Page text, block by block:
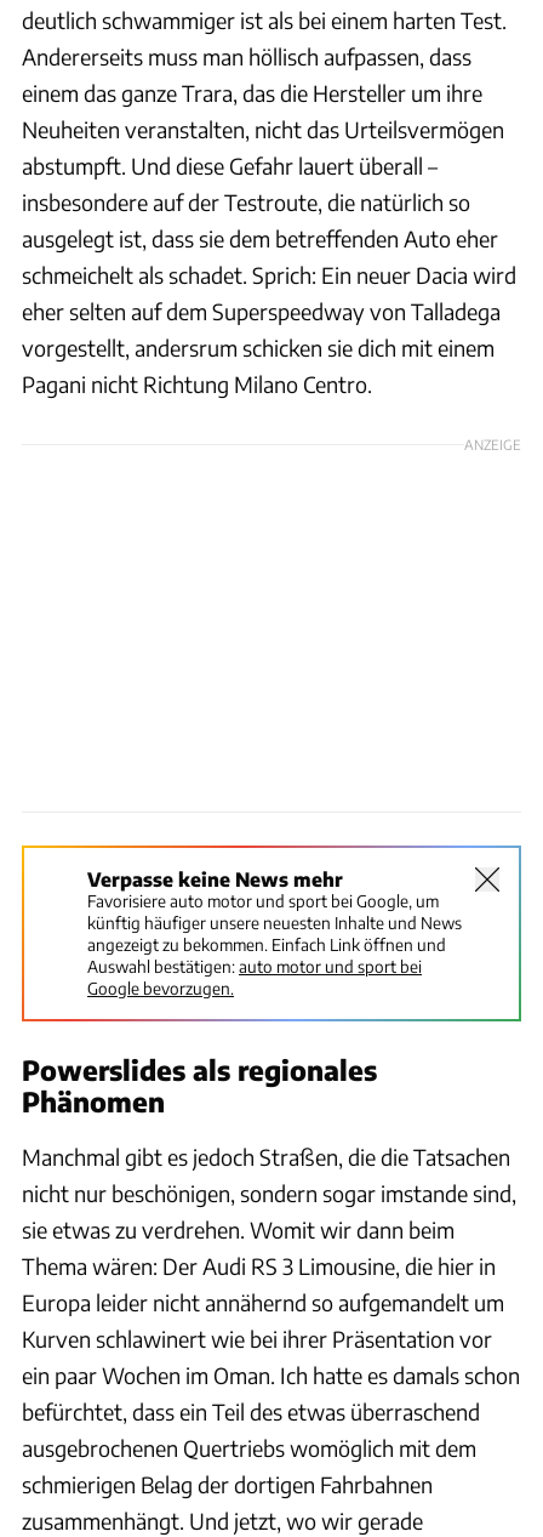
deutlich schwammiger ist als bei einem harten Test.
Andererseits muss man höllisch aufpassen, dass
einem das ganze Trara, das die Hersteller um ihre
Neuheiten veranstalten, nicht das Urteilsvermögen
abstumpft. Und diese Gefahr lauert überall –
insbesondere auf der Testroute, die natürlich so
ausgelegt ist, dass sie dem betreffenden Auto eher
schmeichelt als schadet. Sprich: Ein neuer Dacia wird
eher selten auf dem Superspeedway von Talladega
vorgestellt, andersrum schicken sie dich mit einem
Pagani nicht Richtung Milano Centro.
ANZEIGE
Verpasse keine News mehr
Favorisiere auto motor und sport bei Google, um
künftig häufiger unsere neuesten Inhalte und News
angezeigt zu bekommen. Einfach Link öffnen und
Auswahl bestätigen:auto motor und sport bei
Google bevorzugen.
Powerslides als regionales
Phänomen
Manchmal gibt es jedoch Straßen, die die Tatsachen
nicht nur beschönigen, sondern sogar imstande sind,
sie etwas zu verdrehen. Womit wir dann beim
Thema wären: Der Audi RS 3 Limousine, die hier in
Europa leider nicht annähernd so aufgemandelt um
Kurven schlawinert wie bei ihrer Präsentation vor
ein paar Wochen im Oman. Ich hatte es damals schon
befürchtet, dass ein Teil des etwas überraschend
ausgebrochenen Quertriebs womöglich mit dem
schmierigen Belag der dortigen Fahrbahnen
zusammenhängt. Und jetzt, wo wir gerade